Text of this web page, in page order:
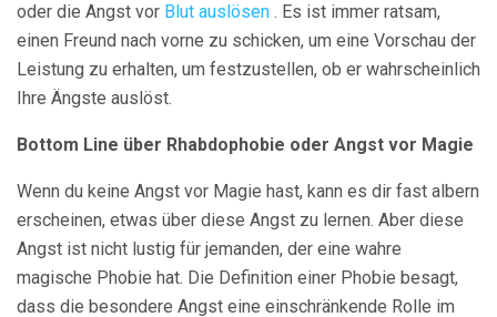
oder die Angst vor Blut auslösen . Es ist immer ratsam,
einen Freund nach vorne zu schicken, um eine Vorschau der
Leistung zu erhalten, um festzustellen, ob er wahrscheinlich
Ihre Ängste auslöst.
Bottom Line über Rhabdophobie oder Angst vor Magie
Wenn du keine Angst vor Magie hast, kann es dir fast albern
erscheinen, etwas über diese Angst zu lernen. Aber diese
Angst ist nicht lustig für jemanden, der eine wahre
magische Phobie hat. Die Definition einer Phobie besagt,
dass die besondere Angst eine einschränkende Rolle im